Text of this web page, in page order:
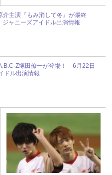
介主演『もみ消して冬』が最終
ャニーズアイドル出演情報
Z塚田僚一が登場！ 6月22日
ドル出演情報